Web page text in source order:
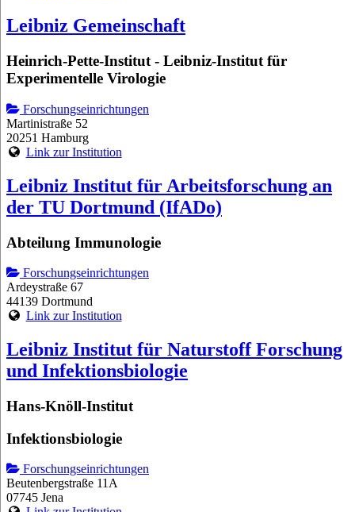
Leibniz Gemeinschaft
Heinrich-Pette-Institut - Leibniz-Institut für
Experimentelle Virologie
Forschungseinrichtungen
Martinistraße 52
20251 Hamburg
Link zur Institution
Leibniz Institut für Arbeitsforschung an
der TU Dortmund (IfADo)
Abteilung Immunologie
Forschungseinrichtungen
Ardeystraße 67
44139 Dortmund
Link zur Institution
Leibniz Institut für Naturstoff Forschung
und Infektionsbiologie
Hans-Knöll-Institut
Infektionsbiologie
Forschungseinrichtungen
Beutenbergstraße 11A
07745 Jena